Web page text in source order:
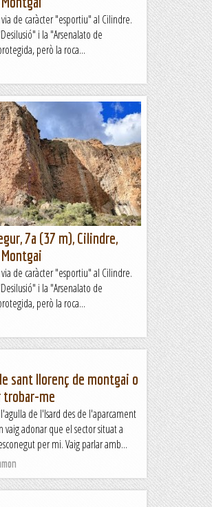
de caràcter "esportiu" al Cilindre.
i la "Arsenalato de
però la roca...
7a (37 m), Cilindre,
de caràcter "esportiu" al Cilindre.
i la "Arsenalato de
però la roca...
sant llorenç de montgai o
trobar-me
de l'Isard des de l'aparcament
vaig adonar que el sector situat a
per mi. Vaig parlar amb...